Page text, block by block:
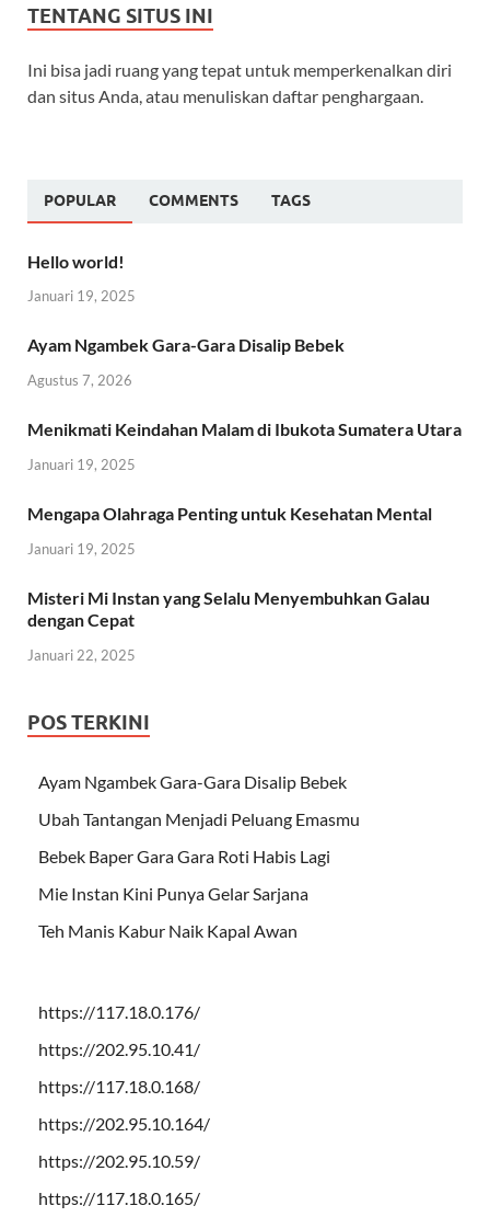
TENTANG SITUS INI
Ini bisa jadi ruang yang tepat untuk memperkenalkan diri
dan situs Anda, atau menuliskan daftar penghargaan.
POPULAR COMMENTS TAGS
Hello world!
Januari 19, 2025
Ayam Ngambek Gara-Gara Disalip Bebek
Agustus 7, 2026
Menikmati Keindahan Malam di Ibukota Sumatera Utara
Januari 19, 2025
Mengapa Olahraga Penting untuk Kesehatan Mental
Januari 19, 2025
Misteri Mi Instan yang Selalu Menyembuhkan Galau
dengan Cepat
Januari 22, 2025
POS TERKINI
Ayam Ngambek Gara-Gara Disalip Bebek
Ubah Tantangan Menjadi Peluang Emasmu
Bebek Baper Gara Gara Roti Habis Lagi
Mie Instan Kini Punya Gelar Sarjana
Teh Manis Kabur Naik Kapal Awan
https://117.18.0.176/
https://202.95.10.41/
https://117.18.0.168/
https://202.95.10.164/
https://202.95.10.59/
https://117.18.0.165/